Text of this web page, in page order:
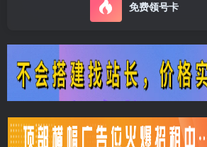
免费领号卡